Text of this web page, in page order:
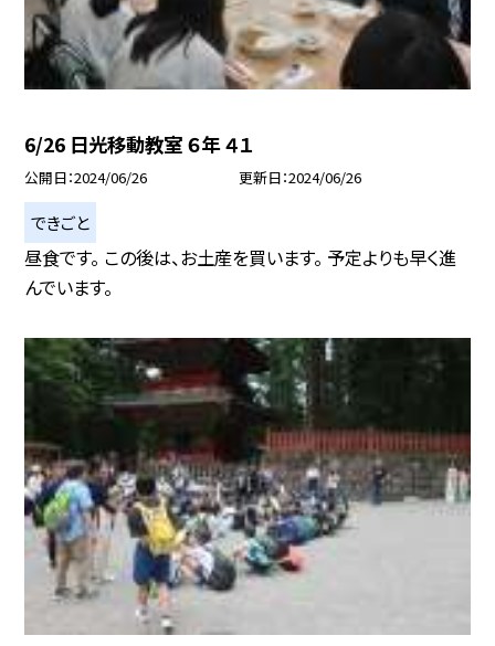
6/26 日光移動教室 ６年 ４１
公開日 2024/06/26 更新日 2024/06/26
できごと
昼食です。 この後は、お土産を買います。 予定よりも早く進
んでいます。